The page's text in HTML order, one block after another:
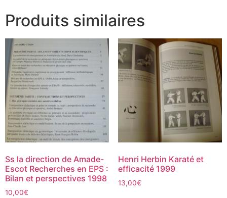
Produits similaires
Ss la direction de Amade-
Escot Recherches en EPS :
Bilan et perspectives 1998
10,00€
Henri Herbin Karaté et
efficacité 1999
13,00€